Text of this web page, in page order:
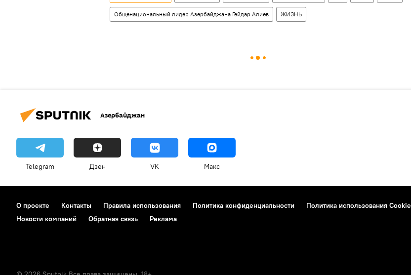
Общенациональный лидер Азербайджана Гейдар Алиев ЖИЗНЬ
Азербайджан
Telegram Дзен VK Макс
О проекте Контакты Правила использования Политика конфиденциальности Политика использования Cookie
Новости компаний
Обратная связь Реклама